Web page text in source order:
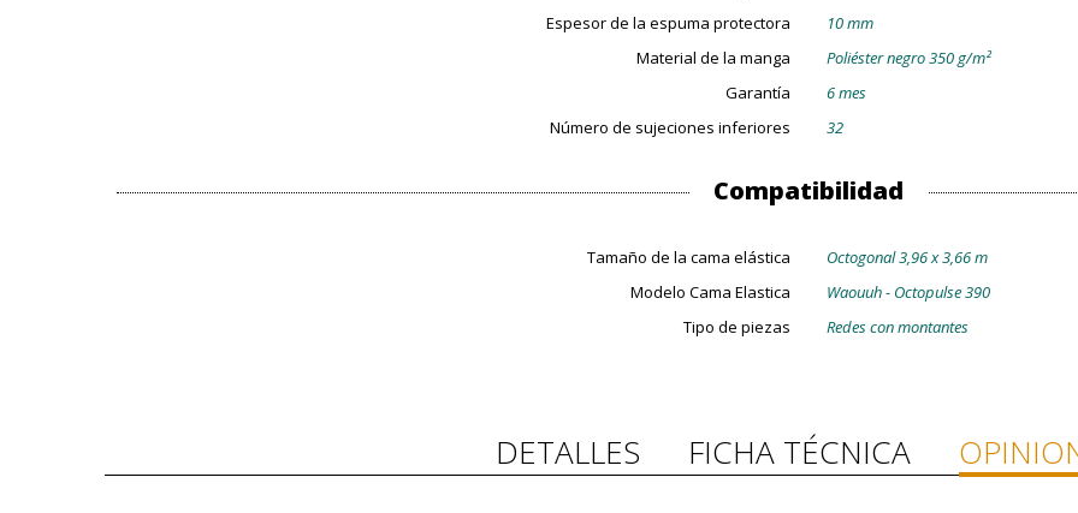
Espesor de la espuma protectora
10 mm
Material de la manga
Poliéster negro 350 g/m²
Garantía
6 mes
Número de sujeciones inferiores
32
Compatibilidad
Tamaño de la cama elástica
Octogonal 3,96 x 3,66 m
Modelo Cama Elastica
Waouuh - Octopulse 390
Tipo de piezas
Redes con montantes
DETALLES FICHA TÉCNICA